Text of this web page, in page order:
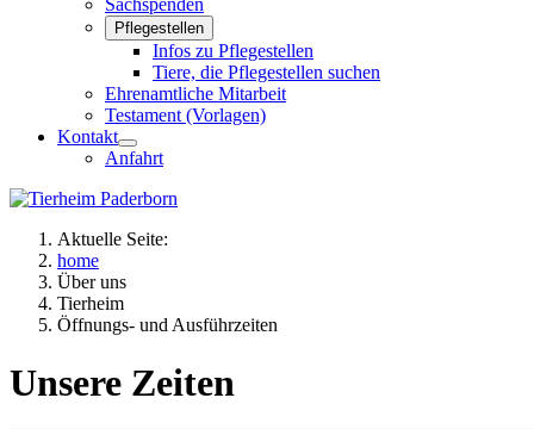
Pflegestellen
Infos zu Pflegestellen
Tiere, die Pflegestellen suchen
Ehrenamtliche Mitarbeit
Testament (Vorlagen)
Kontakt
Anfahrt
Aktuelle Seite:
home
Über uns
Tierheim
Öffnungs- und Ausführzeiten
Unsere Zeiten